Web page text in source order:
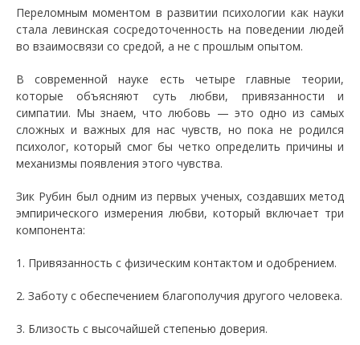
Переломным моментом в развитии психологии как науки
стала левинская сосредоточенность на поведении людей
во взаимосвязи со средой, а не с прошлым опытом.
В современной науке есть четыре главные теории,
которые объясняют суть любви, привязанности и
симпатии. Мы знаем, что любовь — это одно из самых
сложных и важных для нас чувств, но пока не родился
психолог, который смог бы четко определить причины и
механизмы появления этого чувства.
Зик Рубин был одним из первых ученых, создавших метод
эмпирического измерения любви, который включает три
компонента:
1. Привязанность с физическим контактом и одобрением.
2. Заботу с обеспечением благополучия другого человека.
3. Близость с высочайшей степенью доверия.